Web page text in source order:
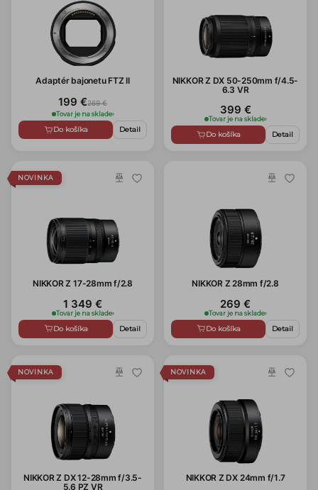
Adaptér bajonetu FTZ II
199 €269 €
Tovar je na sklade›
Do košíka Detail
NIKKOR Z DX 50-250mm f/4.5-
6.3 VR
399 €
Tovar je na sklade›
Do košíka Detail
NOVINKA
NIKKOR Z 17-28mm f/2.8
1 349 €
Tovar je na sklade›
Do košíka Detail
NIKKOR Z 28mm f/2.8
269 €
Tovar je na sklade›
Do košíka Detail
NOVINKA
NIKKOR Z DX 12-28mm f/3.5-
5.6 PZ VR
NOVINKA
NIKKOR Z DX 24mm f/1.7